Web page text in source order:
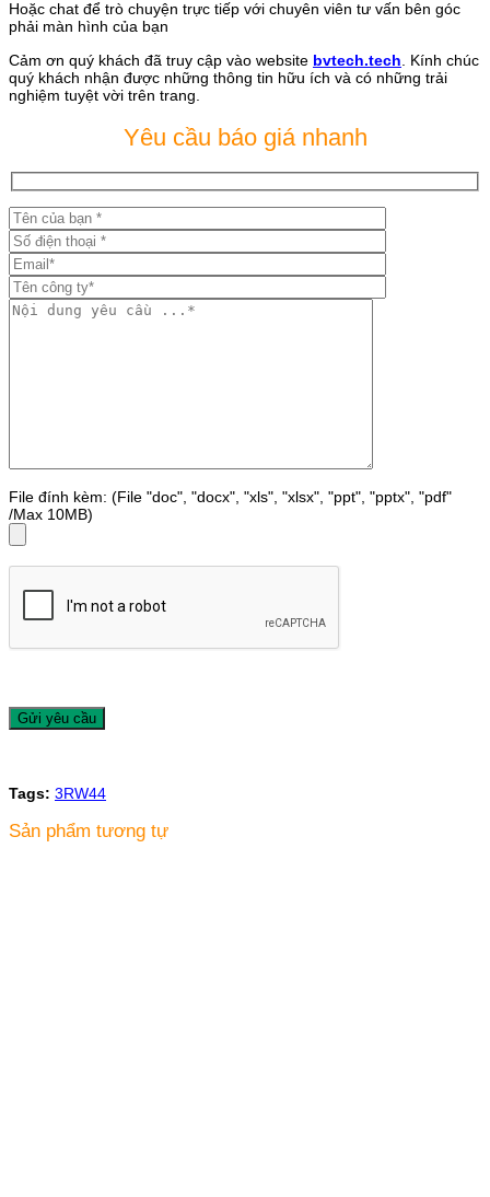
Hoặc chat để trò chuyện trực tiếp với chuyên viên tư vấn bên góc
phải màn hình của bạn
Cảm ơn quý khách đã truy cập vào website bvtech.tech . Kính chúc
quý khách nhận được những thông tin hữu ích và có những trải
nghiệm tuyệt vời trên trang.
Yêu cầu báo giá nhanh
File đính kèm: (File "doc", "docx", "xls", "xlsx", "ppt", "pptx", "pdf"
/Max 10MB)
Tags: 3RW44
Sản phẩm tương tự